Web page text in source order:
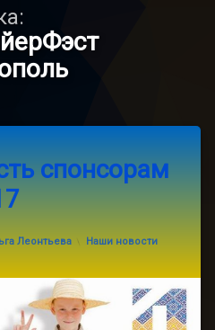
спонсорам
Леонтьева Categories:
Наши новости